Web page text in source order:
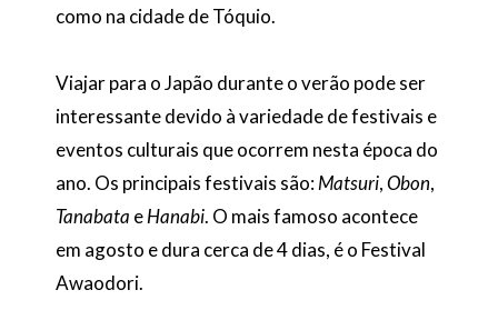
como na cidade de Tóquio.
Viajar para o Japão durante o verão pode ser
interessante devido à variedade de festivais e
eventos culturais que ocorrem nesta época do
ano. Os principais festivais são:Matsuri,Obon,
Tanabata eHanabi. O mais famoso acontece
em agosto e dura cerca de 4 dias, é o Festival
Awaodori.